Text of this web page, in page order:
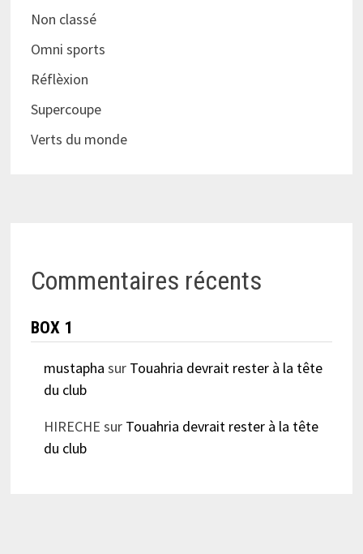
Non classé
Omni sports
Réflèxion
Supercoupe
Verts du monde
Commentaires récents
BOX 1
mustapha sur Touahria devrait rester à la tête
du club
HIRECHE sur Touahria devrait rester à la tête
du club